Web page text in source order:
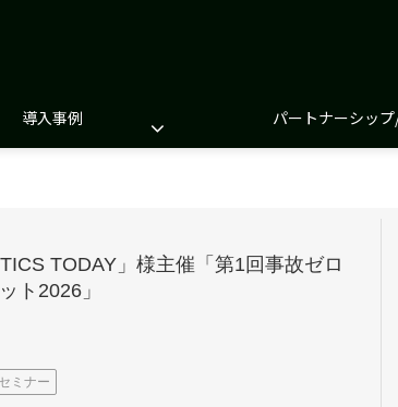
導入事例 パートナーシッ
TODAY」様主催「第1回事故ゼロ
ト2026」
セミナー